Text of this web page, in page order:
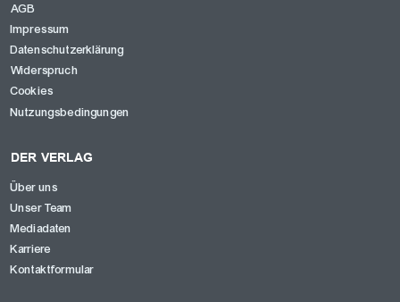
AGB
Impressum
Datenschutzerklärung
Widerspruch
Cookies
Nutzungsbedingungen
DER VERLAG
Über uns
Unser Team
Mediadaten
Karriere
Kontaktformular